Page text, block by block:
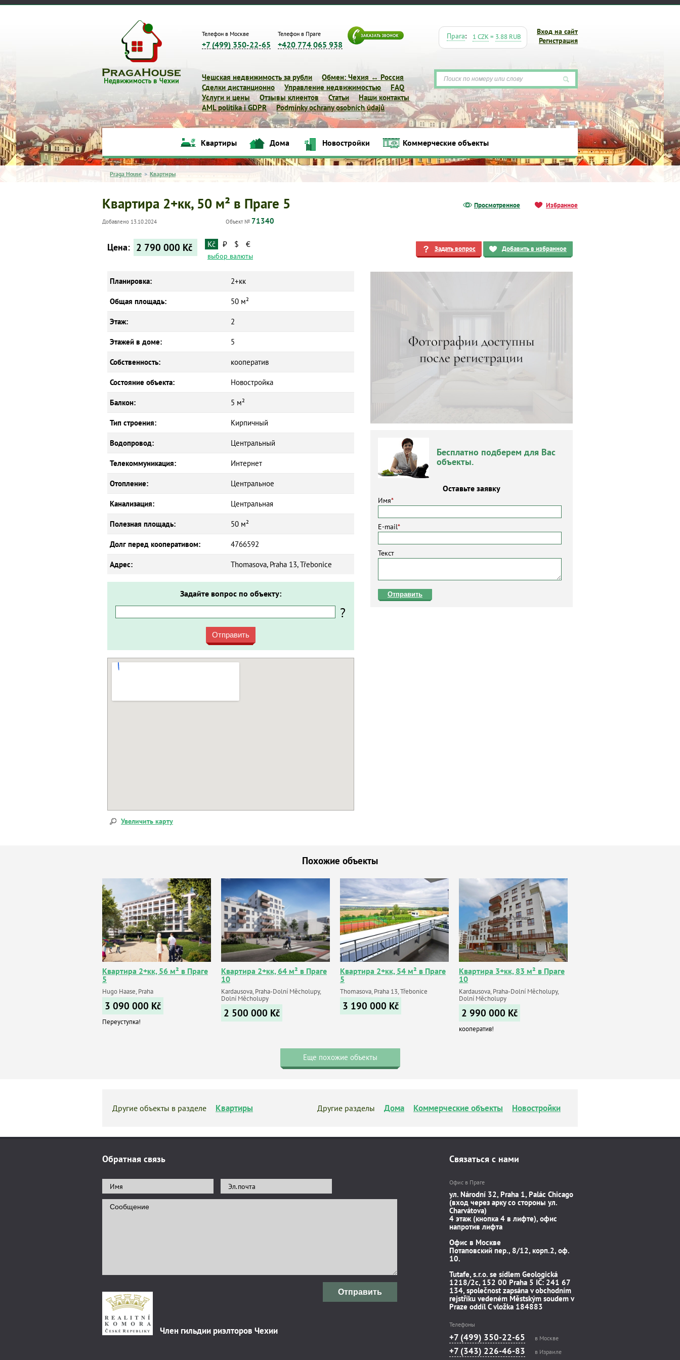
Телефон в Москве
+7 (499) 350-22-65
Телефон в Праге
+420 774 065 938
Вход на сайт
Регистрация
Прага: 1 CZK= 3.88 RUB
Чешская недвижимость за рубли
Обмен: Чехия ↔ Россия
Сделки дистанционно
Управление недвижимостью
FAQ
Услуги и цены
Отзывы клиентов Статьи
Наши контакты
AML politika i GDPR
Podmínky ochrany osobních údajů
Квартиры Дома Новостройки Коммерческие объекты
Квартиры Дома Новостройки Коммерческие объекты
Praga House > Квартиры
Просмотренное Избранное
Квартира 2+кк, 50 м² в Праге 5
Добавлено 13.10.2024 Объект № 71340
Задать вопрос Добавить в избранное
Бесплатно подберем для Вас
объекты.
Оставьте заявку
Имя*
E-mail*
Текст
Отправить
Цена: 2 790 000 Kč Kč ₽ $ €
выбор валюты
Планировка: 2+кк
Общая площадь: 50 м²
Этаж: 2
Этажей в доме: 5
Собственность: кооператив
Состояние объекта: Новостройка
Балкон: 5 м²
Тип строения: Кирпичный
Водопровод: Центральный
Телекоммуникация: Интернет
Отопление: Центральное
Канализация: Центральная
Полезная площадь: 50 м²
Долг перед кооперативом: 4766592
Адрес: Thomasova, Praha 13, Třebonice
Задайте вопрос по объекту:
?
Отправить
Увеличить карту
Похожие объекты
Квартира 2+кк, 56 м² в Праге
5
Hugo Haase, Praha
3 090 000 Kč
Переуступка!
Квартира 2+кк, 64 м² в Праге
10
Kardausova, Praha-Dolní Měcholupy,
Dolní Měcholupy
2 500 000 Kč
Квартира 2+кк, 54 м² в Праге
5
Thomasova, Praha 13, Třebonice
3 190 000 Kč
Квартира 3+кк, 83 м² в Праге
10
Kardausova, Praha-Dolní Měcholupy,
Dolní Měcholupy
2 990 000 Kč
кооператив!
Еще похожие объекты
Другие объекты в разделе Квартиры Другие разделы Дома Коммерческие объекты Новостройки
Обратная связь
Отправить
Член гильдии риэлторов Чехии
Связаться с нами
Офис в Праге
ул. Národní 32, Praha 1, Palác Chicago
(вход через арку со стороны ул.
Charvátova)
4 этаж (кнопка 4 в лифте), офис
напротив лифта
Офис в Москве
Потаповский пер., 8/12, корп.2, оф.
10.
Tutafe, s.r.o. se sídlem Geologická
1218/2c, 152 00 Praha 5 IČ: 241 67
134, společnost zapsána v obchodním
rejstříku vedeném Městským soudem v
Praze oddíl C vložka 184883
Телефоны
+7 (499) 350-22-65 в Москве
+7 (343) 226-46-83 в Израиле